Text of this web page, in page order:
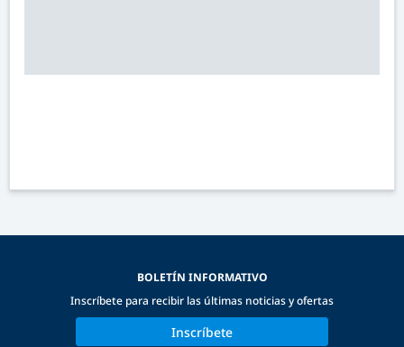
BOLETÍN INFORMATIVO
Inscríbete para recibir las últimas noticias y ofertas
Inscríbete